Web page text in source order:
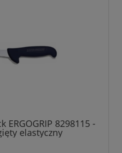
ERGOGRIP 8298115 -
elastyczny